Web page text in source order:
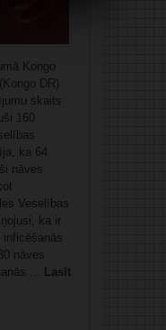
Kongo
DR)
skaits
160
ka 64
nāves
Veselības
ka ir
inficēšanās
nāves
... Lasīt